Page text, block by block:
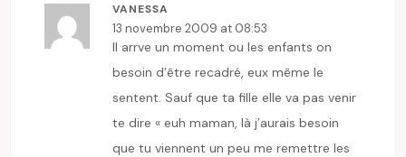
VANESSA
13 novembre 2009 at 08:53
Il arrve un moment ou les enfants on
besoin d’être recadré, eux même le
sentent. Sauf que ta fille elle va pas venir
te dire « euh maman, là j’aurais besoin
que tu viennent un peu me remettre les